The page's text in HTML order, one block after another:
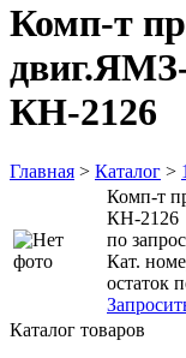
Комп-т
КН-2126
Главная > Каталог >
Комп-т
КН-2126
по
Кат.
остаток
Каталог товаров